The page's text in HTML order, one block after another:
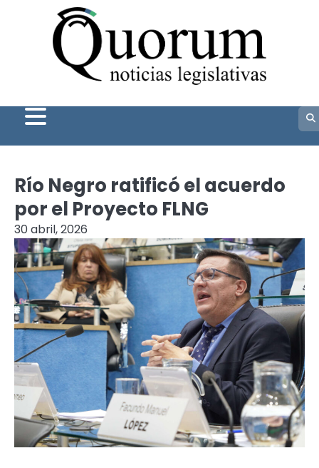
Río Negro ratificó el acuerdo
por el Proyecto FLNG
30 abril, 2026